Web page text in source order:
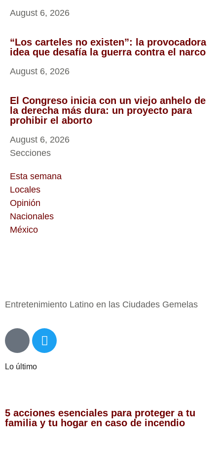
August 6, 2026
“Los carteles no existen”: la provocadora
idea que desafía la guerra contra el narco
August 6, 2026
El Congreso inicia con un viejo anhelo de
la derecha más dura: un proyecto para
prohibir el aborto
August 6, 2026
Secciones
Esta semana
Locales
Opinión
Nacionales
México
Entretenimiento Latino en las Ciudades Gemelas
Lo último
5 acciones esenciales para proteger a tu
familia y tu hogar en caso de incendio